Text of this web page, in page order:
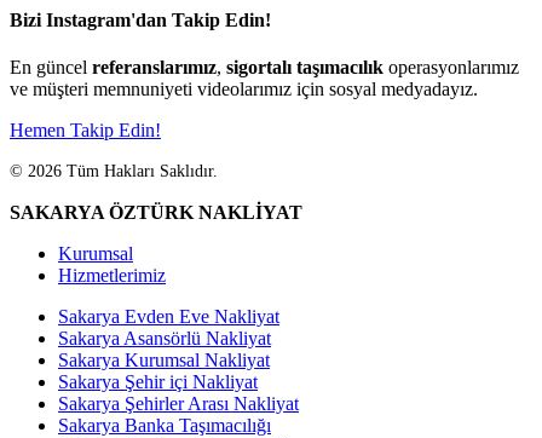
Bizi Instagram'dan Takip Edin!
En güncel referanslarımız, sigortalı taşımacılık operasyonlarımız
ve müşteri memnuniyeti videolarımız için sosyal medyadayız.
Hemen Takip Edin!
© 2026 Tüm Hakları Saklıdır.
SAKARYA ÖZTÜRK NAKLİYAT
Kurumsal
Hizmetlerimiz
Sakarya Evden Eve Nakliyat
Sakarya Asansörlü Nakliyat
Sakarya Kurumsal Nakliyat
Sakarya Şehir içi Nakliyat
Sakarya Şehirler Arası Nakliyat
Sakarya Banka Taşımacılığı